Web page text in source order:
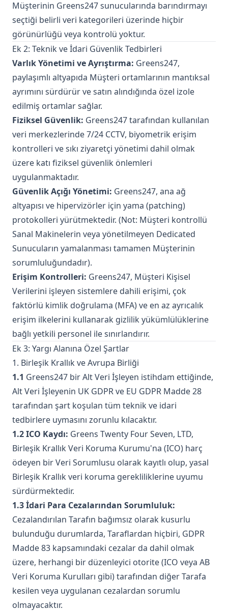
Müşterinin Greens247 sunucularında barındırmayı
seçtiği belirli veri kategorileri üzerinde hiçbir
görünürlüğü veya kontrolü yoktur.
Ek 2: Teknik ve İdari Güvenlik Tedbirleri
Varlık Yönetimi ve Ayrıştırma: Greens247,
paylaşımlı altyapıda Müşteri ortamlarının mantıksal
ayrımını sürdürür ve satın alındığında özel izole
edilmiş ortamlar sağlar.
Fiziksel Güvenlik: Greens247 tarafından kullanılan
veri merkezlerinde 7/24 CCTV, biyometrik erişim
kontrolleri ve sıkı ziyaretçi yönetimi dahil olmak
üzere katı fiziksel güvenlik önlemleri
uygulanmaktadır.
Güvenlik Açığı Yönetimi: Greens247, ana ağ
altyapısı ve hipervizörler için yama (patching)
protokolleri yürütmektedir. (Not: Müşteri kontrollü
Sanal Makinelerin veya yönetilmeyen Dedicated
Sunucuların yamalanması tamamen Müşterinin
sorumluluğundadır).
Erişim Kontrolleri: Greens247, Müşteri Kişisel
Verilerini işleyen sistemlere dahili erişimi, çok
faktörlü kimlik doğrulama (MFA) ve en az ayrıcalık
erişim ilkelerini kullanarak gizlilik yükümlülüklerine
bağlı yetkili personel ile sınırlandırır.
Ek 3: Yargı Alanına Özel Şartlar
1. Birleşik Krallık ve Avrupa Birliği
1.1 Greens247 bir Alt Veri İşleyen istihdam ettiğinde,
Alt Veri İşleyenin UK GDPR ve EU GDPR Madde 28
tarafından şart koşulan tüm teknik ve idari
tedbirlere uymasını zorunlu kılacaktır.
1.2 ICO Kaydı: Greens Twenty Four Seven, LTD,
Birleşik Krallık Veri Koruma Kurumu'na (ICO) harç
ödeyen bir Veri Sorumlusu olarak kayıtlı olup, yasal
Birleşik Krallık veri koruma gerekliliklerine uyumu
sürdürmektedir.
1.3 İdari Para Cezalarından Sorumluluk:
Cezalandırılan Tarafın bağımsız olarak kusurlu
bulunduğu durumlarda, Taraflardan hiçbiri, GDPR
Madde 83 kapsamındaki cezalar da dahil olmak
üzere, herhangi bir düzenleyici otorite (ICO veya AB
Veri Koruma Kurulları gibi) tarafından diğer Tarafa
kesilen veya uygulanan cezalardan sorumlu
olmayacaktır.